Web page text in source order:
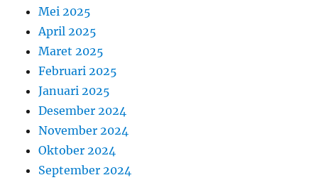
Mei 2025
April 2025
Maret 2025
Februari 2025
Januari 2025
Desember 2024
November 2024
Oktober 2024
September 2024